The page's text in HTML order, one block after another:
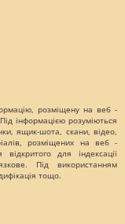
розміщену на веб -
інформацією розуміються
ящик-шота, скани, відео,
розміщених на веб -
відкритого для індексації
Під використанням
тощо.